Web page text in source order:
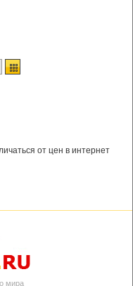
от цен в интернет
мира